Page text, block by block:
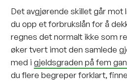
Det avgjørende skillet går mot
du opp et forbrukslån for å
regnes det normalt ikke som
øker tvert imot den samlede
med i gjeldsgraden på fem
du flere begreper forklart,